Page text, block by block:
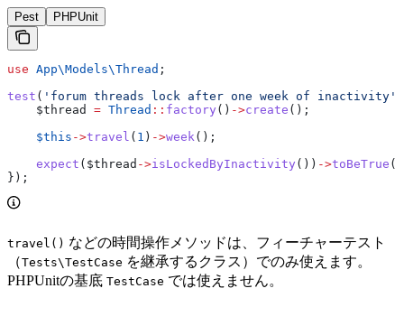
Pest PHPUnit
use App\Models\Thread ;
test ( 'forum threads lock after one week of inactivity'
    $thread
= Thread :: factory () ->create ();
    $this
->travel ( 1 ) ->week ();
    expect
( $thread ->isLockedByInactivity ()) ->toBeTrue
});
travel() などの時間操作メソッドは、フィーチャーテスト
（Tests\TestCase を継承するクラス）でのみ使えます。
PHPUnitの基底 TestCase では使えません。